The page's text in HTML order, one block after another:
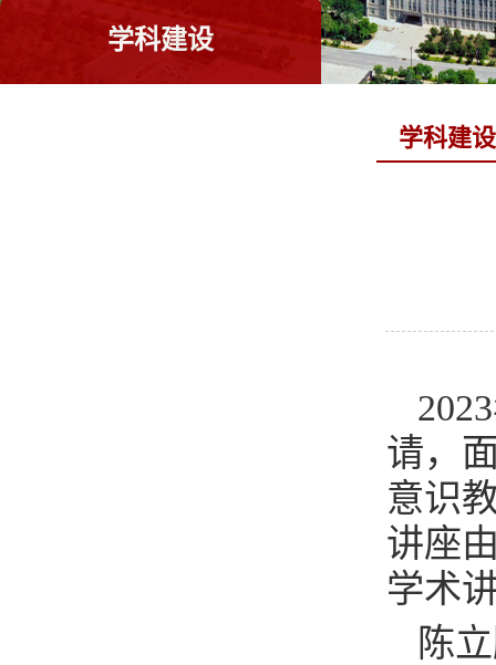
学科建设
学科建设
请，
意识
讲座
学术
陈